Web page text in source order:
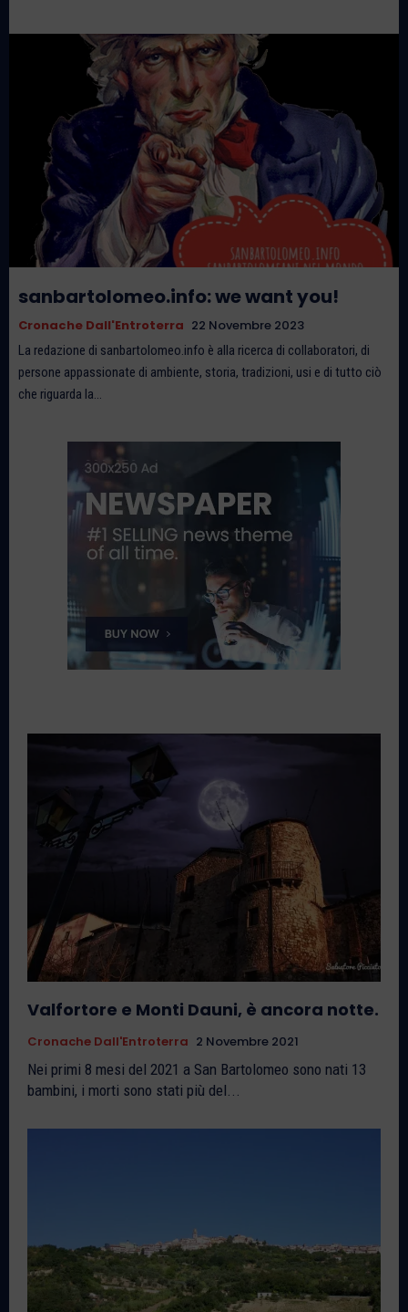
sanbartolomeo.info: we want you!
Cronache Dall'Entroterra 22 Novembre 2023
La redazione di sanbartolomeo.info è alla ricerca di collaboratori, di
persone appassionate di ambiente, storia, tradizioni, usi e di tutto ciò
che riguarda la...
Valfortore e Monti Dauni, è ancora notte.
Cronache Dall'Entroterra 2 Novembre 2021
Nei primi 8 mesi del 2021 a San Bartolomeo sono nati 13
bambini, i morti sono stati più del...